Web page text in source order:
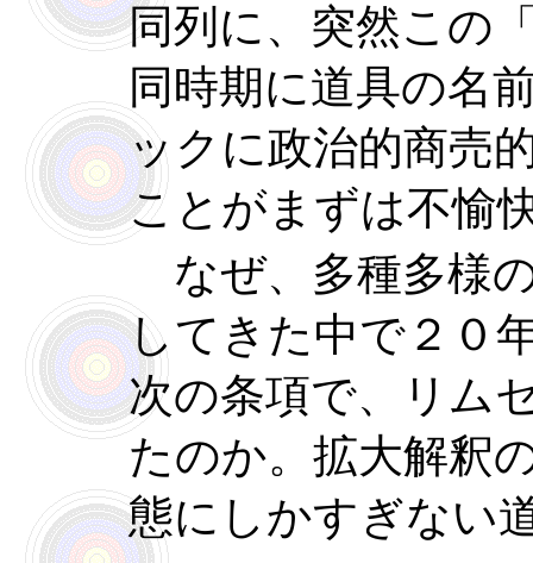
同列に、突然この
同時期に道具の名
ックに政治的商売
ことがまずは不愉
なぜ、多種多様
してきた中で２０
次の条項で、リム
たのか。拡大解釈
態にしかすぎない